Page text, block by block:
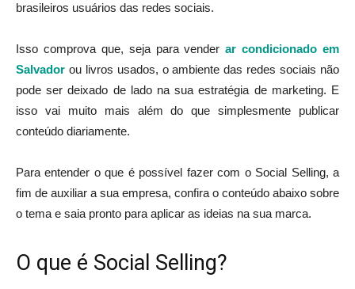
brasileiros usuários das redes sociais.
Isso comprova que, seja para venderar condicionado em
Salvador ou livros usados, o ambiente das redes sociais não
pode ser deixado de lado na sua estratégia de marketing. E
isso vai muito mais além do que simplesmente publicar
conteúdo diariamente.
Para entender o que é possível fazer com o Social Selling, a
fim de auxiliar a sua empresa, confira o conteúdo abaixo sobre
o tema e saia pronto para aplicar as ideias na sua marca.
O que é Social Selling?